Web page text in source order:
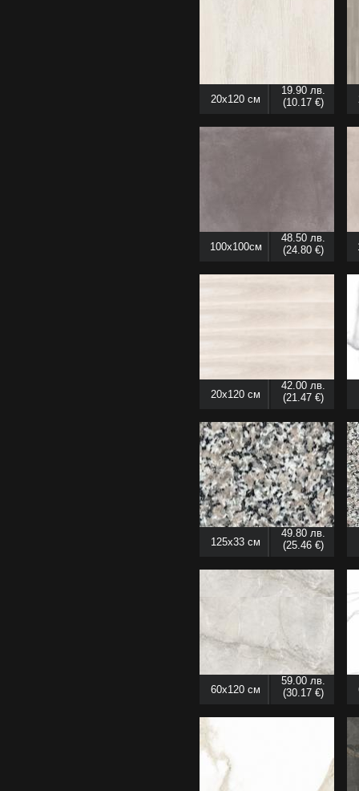
20x120 см
19.90 лв.
(10.17 €)
100x100см
48.50 лв.
(24.80 €)
20x120 см
42.00 лв.
(21.47 €)
125x33 см
49.80 лв.
(25.46 €)
60x120 см
59.00 лв.
(30.17 €)